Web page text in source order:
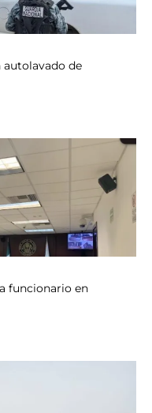
de
funcionario en